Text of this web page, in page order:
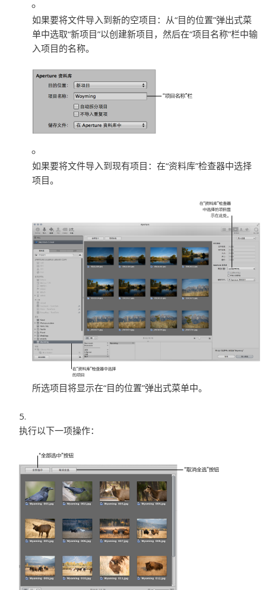
如果要将文件导入到新的空项目： 从“目的位置”弹出式菜
单中选取“新项目”以创建新项目，然后在“项目名称”栏中输
入项目的名称。
如果要将文件导入到现有项目： 在“资料库”检查器中选择
项目。
所选项目将显示在“目的位置”弹出式菜单中。
执行以下一项操作：